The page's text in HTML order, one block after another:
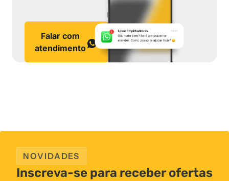
Falar com
atendimento
NOVIDADES
Inscreva-se para receber ofertas